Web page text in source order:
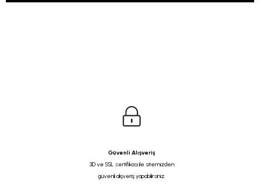
Güvenli Alışveriş
3D ve SSL sertifikası ile sitemizden
güvenli alışveriş yapabilirsiniz.